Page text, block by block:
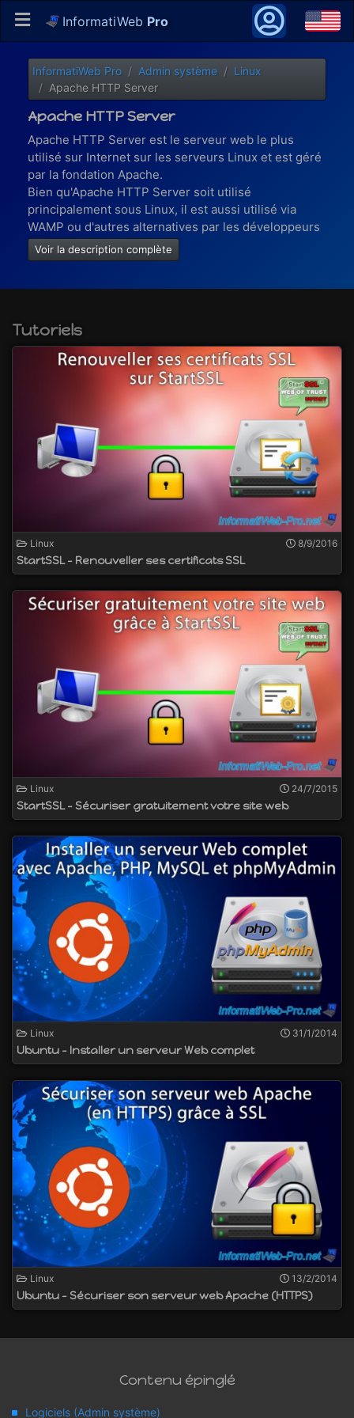
InformatiWeb Pro
InformatiWeb Pro Admin système
Linux
Apache HTTP Server
Apache HTTP Server
Apache HTTP Server est le serveur web le plus
utilisé sur Internet sur les serveurs Linux et est géré
par la fondation Apache.
Bien qu'Apache HTTP Server soit utilisé
principalement sous Linux, il est aussi utilisé via
WAMP ou d'autres alternatives par les développeurs
pour pouvoir développer leur site web en local avant
de le transférer sur un hébergement web en ligne.
Apache HTTP Server est très complet grâce à un
php : pour les sites dynamiques et la connexion
à une base de données, par exemple
rewrite : pour la réécriture d'url via un fichier
ssl : pour la sécurisation de votre site web et le
support du HTTPS
http2 : pour le support du nouveau protocole
HTTP/2 qui améliore les performances de votre
Voir la description complète
Tutoriels
Linux 8/9/2016
StartSSL - Renouveller ses certificats SSL
Linux 24/7/2015
StartSSL - Sécuriser gratuitement votre site web
Linux 31/1/2014
Ubuntu - Installer un serveur Web complet
Linux 13/2/2014
Ubuntu - Sécuriser son serveur web Apache (HTTPS)
Contenu épinglé
Logiciels (Admin système)